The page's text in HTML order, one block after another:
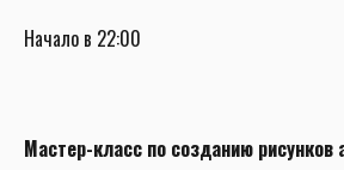
Начало в 22:00
Мастер-класс по созданию рисунков